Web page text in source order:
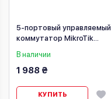
5-портовый управляемый
коммутатор MikroTik
В наличии
1 988 ₴
КУПИТЬ